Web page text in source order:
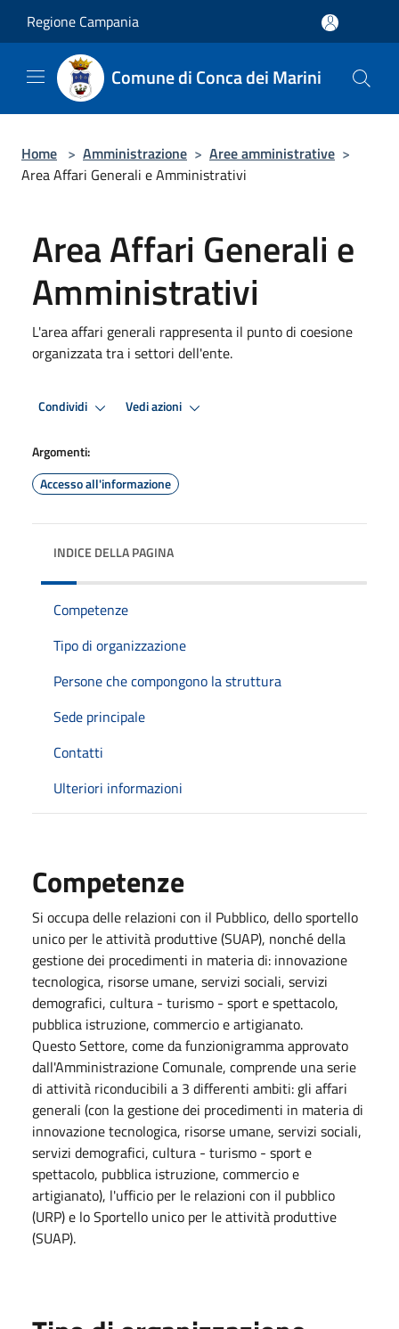
Regione Campania
Comune di Conca dei Marini
Home > Amministrazione > Aree amministrative >
Area Affari Generali e Amministrativi
Area Affari Generali e
Amministrativi
L'area affari generali rappresenta il punto di coesione
organizzata tra i settori dell'ente.
Condividi Vedi azioni
Argomenti:
Accesso all'informazione
INDICE DELLA PAGINA
Competenze
Tipo di organizzazione
Persone che compongono la struttura
Sede principale
Contatti
Ulteriori informazioni
Competenze
Si occupa delle relazioni con il Pubblico, dello sportello
unico per le attività produttive (SUAP), nonché della
gestione dei procedimenti in materia di: innovazione
tecnologica, risorse umane, servizi sociali, servizi
demografici, cultura - turismo - sport e spettacolo,
pubblica istruzione, commercio e artigianato.
Questo Settore, come da funzionigramma approvato
dall'Amministrazione Comunale, comprende una serie
di attività riconducibili a 3 differenti ambiti: gli affari
generali (con la gestione dei procedimenti in materia di
innovazione tecnologica, risorse umane, servizi sociali,
servizi demografici, cultura - turismo - sport e
spettacolo, pubblica istruzione, commercio e
artigianato), l'ufficio per le relazioni con il pubblico
(URP) e lo Sportello unico per le attività produttive
(SUAP).